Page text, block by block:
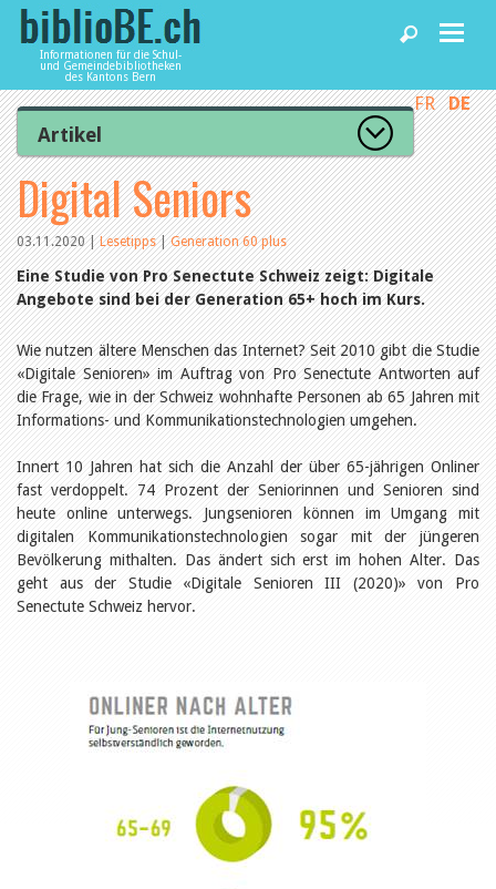
Informationen für die Schul-
und Gemeindebibliotheken
des Kantons Bern
Home
News und Fachbeiträge
Bibliotheken
Agenda
Dienstleistungen
biblioBE nutzen
FR DE
Artikel
Zur Artikelübersicht
Lesenswert
Gut bewertet
Kategorien
Aus dem Amt für Kultur
Aus der Kommission
Aus den Bibliotheken
Organisation
Raum und Infrastruktur
Bestand
Benutzung
Finanzen
Personal
Qualitätsmanagement
Recht und Politik
Öffentlichkeitsarbeit
Leseförderung
Aus aller Welt
Verschiedenes
Lesetipps
Tags
Bibliothek und Schule
Bibliotheksförderung
Zielpublikum Kinder und
Digital Seniors
03.11.2020|Lesetipps|Generation 60 plus
Eine Studie von Pro Senectute Schweiz zeigt: Digitale
Angebote sind bei der Generation 65+ hoch im Kurs.
Wie nutzen ältere Menschen das Internet? Seit 2010 gibt die Studie
«Digitale Senioren» im Auftrag von Pro Senectute Antworten auf
die Frage, wie in der Schweiz wohnhafte Personen ab 65 Jahren mit
Informations- und Kommunikationstechnologien umgehen.
Innert 10 Jahren hat sich die Anzahl der über 65-jährigen Onliner
fast verdoppelt. 74 Prozent der Seniorinnen und Senioren sind
heute online unterwegs. Jungsenioren können im Umgang mit
digitalen Kommunikationstechnologien sogar mit der jüngeren
Bevölkerung mithalten. Das ändert sich erst im hohen Alter. Das
geht aus der Studie «Digitale Senioren III (2020)» von Pro
Senectute Schweiz hervor.